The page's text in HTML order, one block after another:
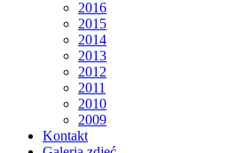
2016
2015
2014
2013
2012
2011
2010
2009
Kontakt